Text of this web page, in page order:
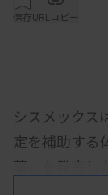
保存URLコピー
シスメックス
定を補助する
薬」を発売し